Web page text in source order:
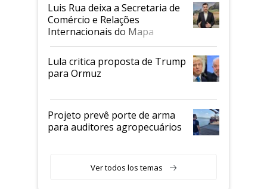
Luis Rua deixa a Secretaria de
Comércio e Relações
Internacionais do Mapa
Lula critica proposta de Trump
para Ormuz
Projeto prevê porte de arma
para auditores agropecuários
Ver todos los temas